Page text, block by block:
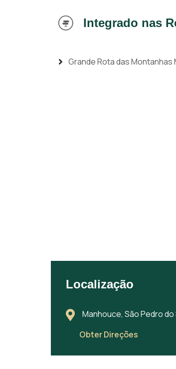
Integrado nas
Grande Rota das Montanhas
Localização
Manhouce, São Pedro do
Obter Direções